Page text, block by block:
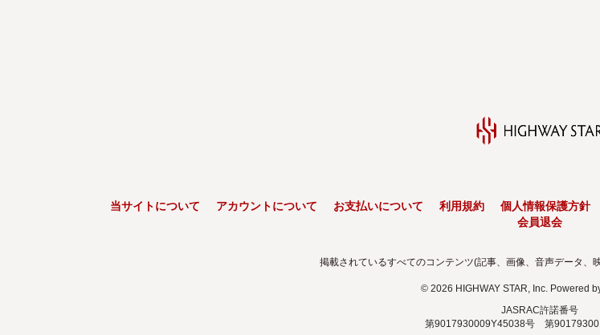
当サイトについて アカウントについて お支払いについて 利用規約 個人情報保護方針
会員退会
掲載されているすべてのコンテンツ(記事、画像、音声データ、
© 2026 HIGHWAY STAR, Inc. Powered
JASRAC許諾番号
第9017930009Y45038号 第